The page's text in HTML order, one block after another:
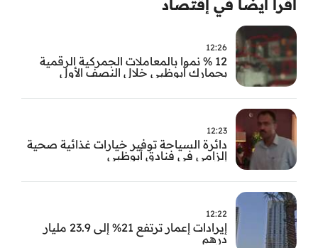
اقرأ ايضا في إقتصاد
12:26
12 % نموا بالمعاملات الجمركية الرقمية
بجمارك أبوظبي خلال النصف الأول
12:23
دائرة السياحة توفير خيارات غذائية صحية
إلزامي في فنادق أبوظبي
12:22
إيرادات إعمار ترتفع 21% إلى 23.9 مليار
درهم